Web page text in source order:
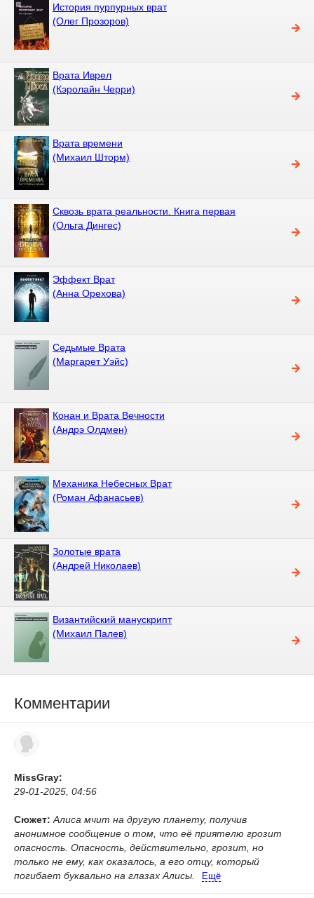
История пурпурных врат
(Олег Прозоров)
Врата Иврел
(Кэролайн Черри)
Врата времени
(Михаил Шторм)
Сквозь врата реальности. Книга первая
(Ольга Дингес)
Эффект Врат
(Анна Орехова)
Седьмые Врата
(Маргарет Уэйс)
Конан и Врата Вечности
(Андрэ Олдмен)
Механика Небесных Врат
(Роман Афанасьев)
Золотые врата
(Андрей Николаев)
Византийский манускрипт
(Михаил Палев)
Комментарии
MissGray:
29-01-2025, 04:56
Сюжет: Алиса мчит на другую планету, получив
анонимное сообщение о том, что её приятелю грозит
опасность. Опасность, действительно, грозит, но
только не ему, как оказалось, а его отцу, который
погибает буквально на глазах Алисы.
Ещё